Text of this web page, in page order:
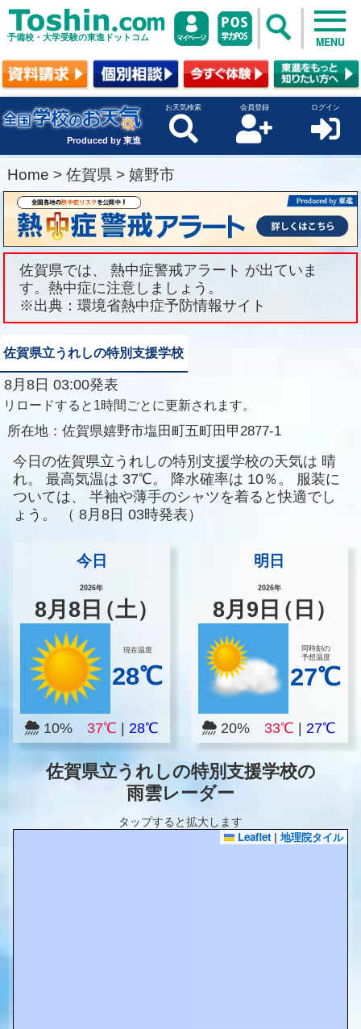
予備校・大学受験の東進ドットコム MENU
Produced by 東進
お天気検索 会員登録 ログイン
Home > 佐賀県 > 嬉野市
佐賀県では、 熱中症警戒アラート が出ていま
す。熱中症に注意しましょう。
※出典：環境省熱中症予防情報サイト
佐賀県立うれしの特別支援学校
8月8日 03:00発表
リロードすると1時間ごとに更新されます。
所在地： 佐賀県嬉野市塩田町五町田甲2877-1
今日の佐賀県立うれしの特別支援学校の天気は 晴
れ。
最高気温は 37℃。 降水確率は 10％。
服装に
ついては、
半袖や薄手のシャツを着ると快適でし
ょう。
（ 8月8日 03時発表）
今日
2026年
8月8 日（土）
現在温度
28℃
10% 37℃ 28℃
明日
2026年
8月 9 日（日）
同時刻の
予想温度
27℃
20%33℃ |27℃
佐賀県立うれしの特別支援学校の
雨雲レーダー
タップすると拡大します
Leaflet | 地理院タイル